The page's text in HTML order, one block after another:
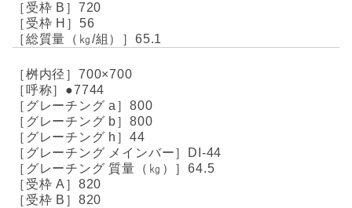
720
56
65.1
700×700
●7744
800
800
44
DI-44
64.5
820
820